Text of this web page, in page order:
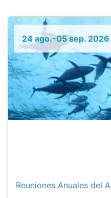
24 ago.-05 sep. 2026
Reuniones Anuales del